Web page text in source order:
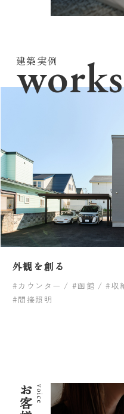
works
建築実例
外観を創る
#カウンター #函館 #収
#間接照明
voice